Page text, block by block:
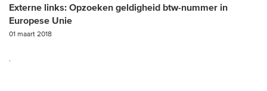
Externe links:Opzoeken geldigheid btw-nummer in
Europese Unie
01 maart 2018
.